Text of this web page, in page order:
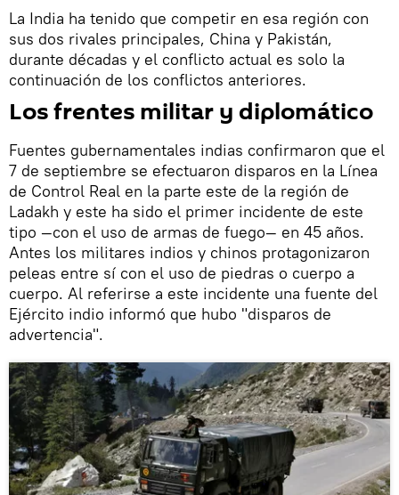
La India ha tenido que competir en esa región con
sus dos rivales principales, China y Pakistán,
durante décadas y el conflicto actual es solo la
continuación de los conflictos anteriores.
Los frentes militar y diplomático
Fuentes gubernamentales indias confirmaron que el
7 de septiembre se efectuaron disparos en la Línea
de Control Real en la parte este de la región de
Ladakh y este ha sido el primer incidente de este
tipo —con el uso de armas de fuego— en 45 años.
Antes los militares indios y chinos protagonizaron
peleas entre sí con el uso de piedras o cuerpo a
cuerpo. Al referirse a este incidente una fuente del
Ejército indio informó que hubo "disparos de
advertencia".